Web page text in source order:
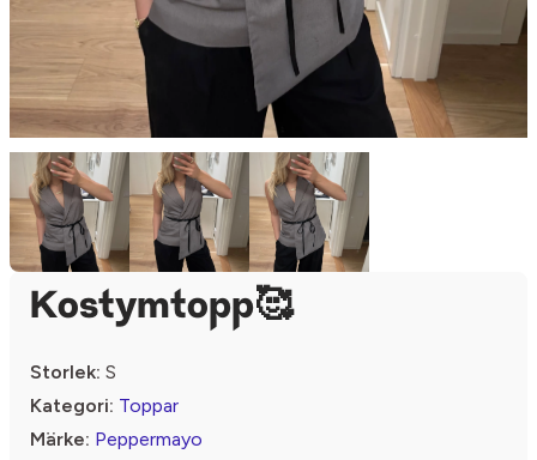
Kostymtopp🥰
Storlek: S
Kategori: Toppar
Märke: Peppermayo